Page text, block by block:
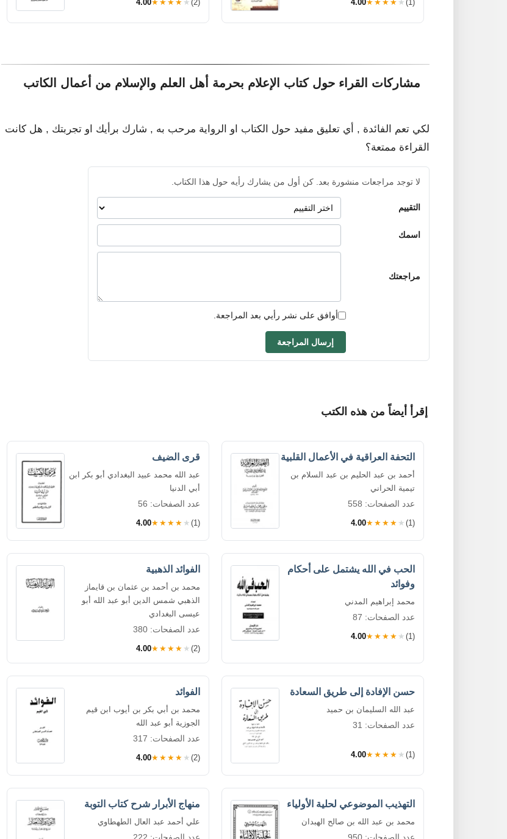
4.00★★★★★ (1)
4.00★★★★★ (2)
مشاركات القراء حول كتاب الإعلام بحرمة أهل العلم والإسلام من أعمال الكاتب
لكي تعم الفائدة , أي تعليق مفيد حول الكتاب او الرواية مرحب به , شارك برأيك او تجربتك , هل كانت
القراءة ممتعة؟
لا توجد مراجعات منشورة بعد. كن أول من يشارك رأيه حول هذا الكتاب.
التقييم
اسمك
مراجعتك
أوافق على نشر رأيي بعد المراجعة.
إرسال المراجعة
إقرأ أيضاً من هذه الكتب
التحفة العراقية في الأعمال القلبية
أحمد بن عبد الحليم بن عبد السلام بن
تيمية الحراني
عدد الصفحات: 558
4.00★★★★★ (1)
قرى الضيف
عبد الله محمد عبيد البغدادي أبو بكر ابن
أبي الدنيا
عدد الصفحات: 56
4.00★★★★★ (1)
الحب في الله يشتمل على أحكام
وفوائد
محمد إبراهيم المدني
عدد الصفحات: 87
4.00★★★★★ (1)
الفوائد الذهبية
محمد بن أحمد بن عثمان بن قايماز
الذهبي شمس الدين أبو عبد الله أبو
عيسى البغدادي
عدد الصفحات: 380
4.00★★★★★ (2)
حسن الإفادة إلى طريق السعادة
عبد الله السليمان بن حميد
عدد الصفحات: 31
4.00★★★★★ (1)
الفوائد
محمد بن أبي بكر بن أيوب ابن قيم
الجوزية أبو عبد الله
عدد الصفحات: 317
4.00★★★★★ (2)
التهذيب الموضوعي لحلية الأولياء
محمد بن عبد الله بن صالح الهبدان
عدد الصفحات: 950
منهاج الأبرار شرح كتاب التوبة
علي أحمد عبد العال الطهطاوي
عدد الصفحات: 222